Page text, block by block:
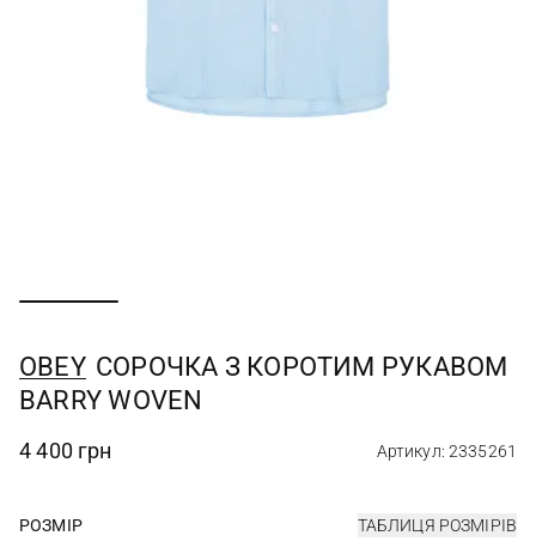
OBEY СОРОЧКА З КОРОТИМ РУКАВОМ
BARRY WOVEN
4 400 грн Артикул: 2335261
РОЗМІР ТАБЛИЦЯ РОЗМІРІВ